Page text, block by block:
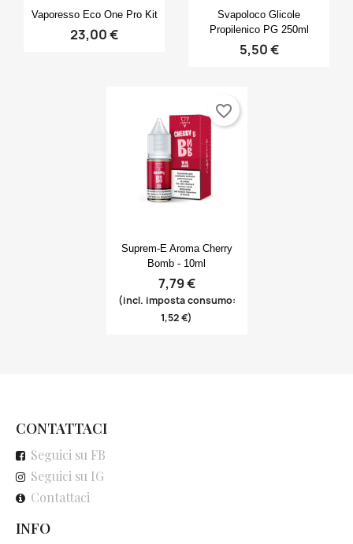
Anteprima
Vaporesso Eco One Pro Kit
23,00 €
Anteprima
Svapoloco Glicole
Propilenico PG 250ml
5,50 €
Anteprima
Suprem-E Aroma Cherry
Bomb - 10ml
7,79 €
(incl. imposta consumo:
1,52 €)
favorite_border
CONTATTACI
Seguici su FB
Seguici su IG
Contattaci
INFO